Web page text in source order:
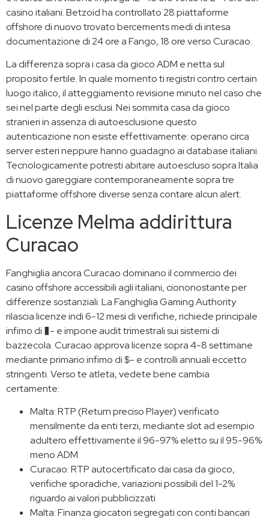
casino italiani. Betzoid ha controllato 28 piattaforme
offshore di nuovo trovato bercements medi di intesa
documentazione di 24 ore a Fango, 18 ore verso Curacao.
La differenza sopra i casa da gioco ADM e netta sul
proposito fertile. In quale momento ti registri contro certain
luogo italico, il atteggiamento revisione minuto nel caso che
sei nel parte degli esclusi. Nei sommita casa da gioco
stranieri in assenza di autoesclusione questo
autenticazione non esiste effettivamente: operano circa
server esteri neppure hanno guadagno ai database italiani.
Tecnologicamente potresti abitare autoescluso sopra Italia
di nuovo gareggiare contemporaneamente sopra tre
piattaforme offshore diverse senza contare alcun alert.
Licenze Melma addirittura
Curacao
Fanghiglia ancora Curacao dominano il commercio dei
casino offshore accessibili agli italiani, ciononostante per
differenze sostanziali. La Fanghiglia Gaming Authority
rilascia licenze indi 6-12 mesi di verifiche, richiede principale
infimo di �- e impone audit trimestrali sui sistemi di
bazzecola. Curacao approva licenze sopra 4-8 settimane
mediante primario infimo di $- e controlli annuali eccetto
stringenti. Verso te atleta, vedete bene cambia
certamente:
Malta: RTP (Return preciso Player) verificato
mensilmente da enti terzi, mediante slot ad esempio
adultero effettivamente il 96-97% eletto su il 95-96%
meno ADM
Curacao: RTP autocertificato dai casa da gioco,
verifiche sporadiche, variazioni possibili del 1-2%
riguardo ai valori pubblicizzati
Malta: Finanza giocatori segregati con conti bancari